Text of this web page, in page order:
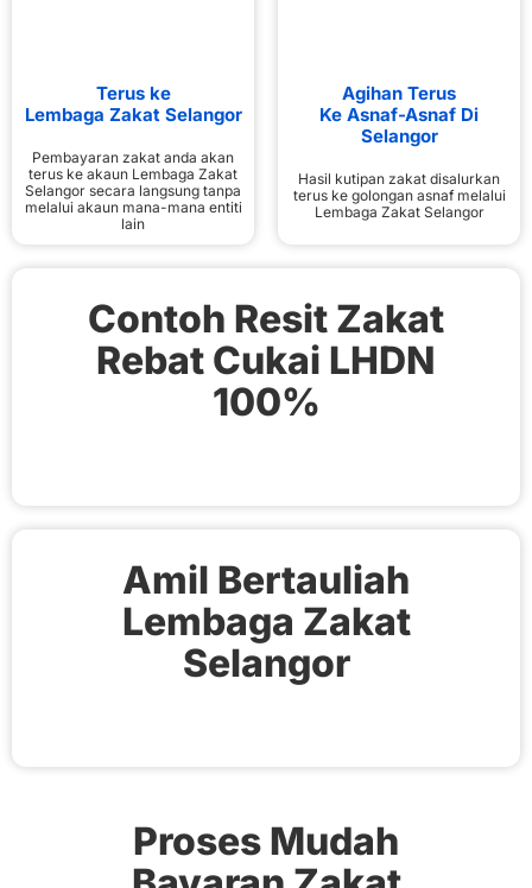
Terus ke
Lembaga Zakat Selangor
Pembayaran zakat anda akan
terus ke akaun Lembaga Zakat
Selangor secara langsung tanpa
melalui akaun mana-mana entiti
lain
Agihan Terus
Ke Asnaf-Asnaf Di
Selangor
Hasil kutipan zakat disalurkan
terus ke golongan asnaf melalui
Lembaga Zakat Selangor
Contoh Resit Zakat
Rebat Cukai LHDN
100%
Amil Bertauliah
Lembaga Zakat
Selangor
Proses Mudah